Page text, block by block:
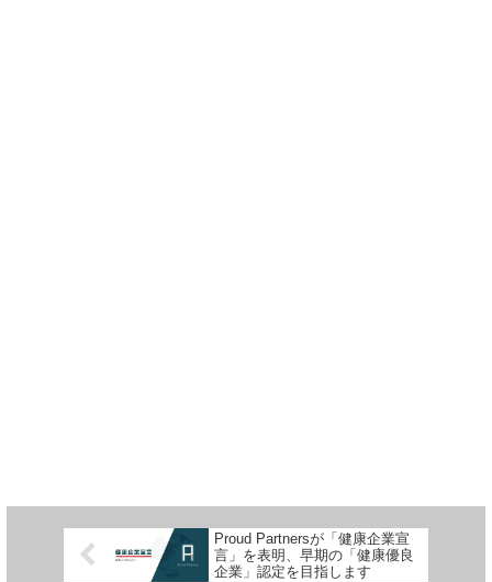
Proud Partnersが「健康企業宣
言」を表明、早期の「健康優良
企業」認定を目指します